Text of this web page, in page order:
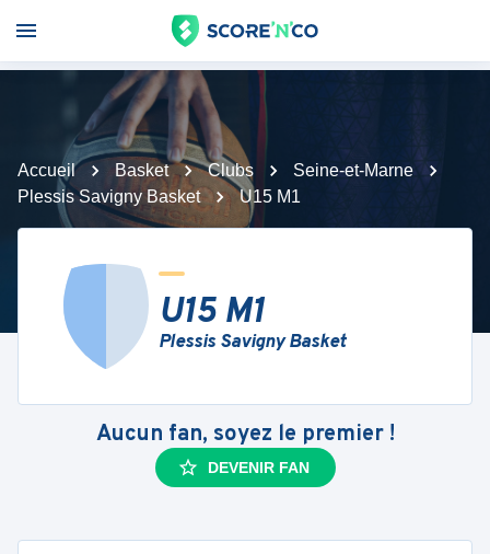
Accueil Basket Clubs
Seine-et-Marne
Plessis Savigny Basket
U15 M1
U15 M1
Plessis Savigny Basket
Aucun fan, soyez le premier !
DEVENIR FAN